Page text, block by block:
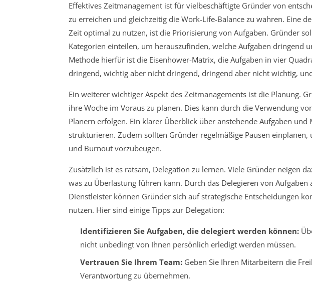
Effektives Zeitmanagement ist für vielbeschäftigte Gründer von
zu erreichen und gleichzeitig die Work-Life-Balance zu wahren. Eine
Zeit optimal zu nutzen, ist die Priorisierung von Aufgaben. Gründer
Kategorien einteilen, um herauszufinden, welche Aufgaben dringend
Methode hierfür ist die Eisenhower-Matrix, die Aufgaben in vier
dringend, wichtig aber nicht dringend, dringend aber nicht wichtig,
Ein weiterer wichtiger Aspekt des Zeitmanagements ist die Planung.
ihre Woche im Voraus zu planen. Dies kann durch die Verwendung
Planern erfolgen. Ein klarer Überblick über anstehende Aufgaben und
strukturieren. Zudem sollten Gründer regelmäßige Pausen
und Burnout vorzubeugen.
Zusätzlich ist es ratsam, Delegation zu lernen. Viele Gründer neigen
was zu Überlastung führen kann. Durch das Delegieren von
Dienstleister können Gründer sich auf strategische Entscheidungen
nutzen. Hier sind einige Tipps zur Delegation:
Identifizieren Sie Aufgaben, die delegiert werden können:
nicht unbedingt von Ihnen persönlich erledigt werden müssen.
Vertrauen Sie Ihrem Team:Geben Sie Ihren Mitarbeitern die
Verantwortung zu übernehmen.